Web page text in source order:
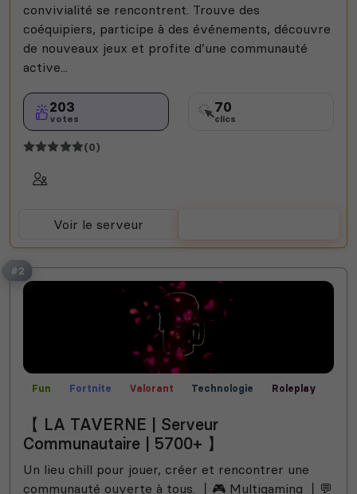
convivialité se rencontrent. Trouve des
coéquipiers, participe à des événements, découvre
de nouveaux jeux et profite d’une communauté
active...
203
votes
70
clics
(0)
Voir le serveur
#2
Fun Fortnite Valorant Technologie
Roleplay
Créatif
Films Bot Musique Rencontre
Jeux
Among Us Helldivers 2
【 LA TAVERNE | Serveur
Communautaire | 5700+ 】
Un lieu chill pour jouer, créer et rencontrer une
communauté ouverte à tous. 丨🎮 Multigaming 丨💬